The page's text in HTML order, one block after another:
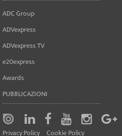
ADC Group
ADVexpress
ADVexpress TV
e20express
Awards
PUBBLICAZIONI
Privacy Policy Cookie Policy